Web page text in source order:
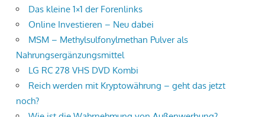
Das kleine 1×1 der Forenlinks
Online Investieren – Neu dabei
MSM – Methylsulfonylmethan Pulver als
Nahrungsergänzungsmittel
LG RC 278 VHS DVD Kombi
Reich werden mit Kryptowährung – geht das jetzt
noch?